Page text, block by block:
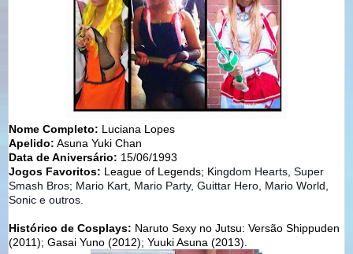
Nome Completo: Luciana Lopes
Apelido: Asuna Yuki Chan
Data de Aniversário: 15/06/1993
Jogos Favoritos: League of Legends; Kingdom Hearts, Super
Smash Bros; Mario Kart, Mario Party, Guittar Hero, Mario World,
Sonic e outros.
Histórico de Cosplays: Naruto Sexy no Jutsu: Versão Shippuden
(2011); Gasai Yuno (2012); Yuuki Asuna (2013).